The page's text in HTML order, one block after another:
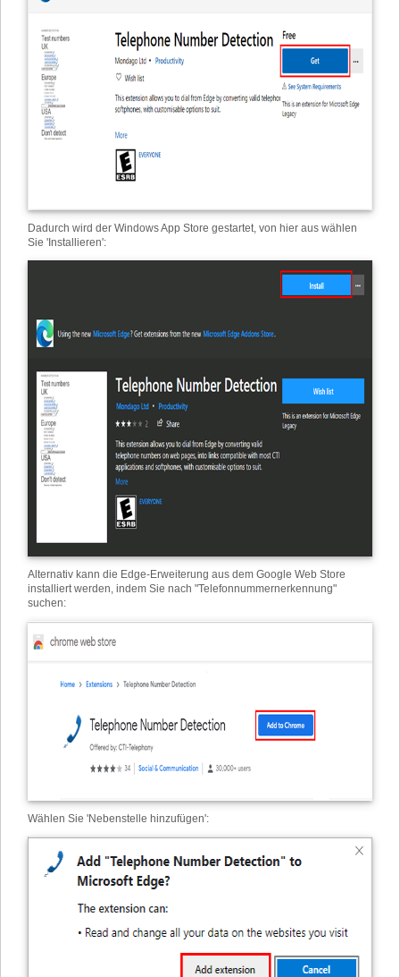
Dadurch wird der Windows App Store gestartet, von hier aus wählen
Sie 'Installieren':
Alternativ kann die Edge-Erweiterung aus dem Google Web Store
installiert werden, indem Sie nach "Telefonnummernerkennung"
suchen:
Wählen Sie 'Nebenstelle hinzufügen':